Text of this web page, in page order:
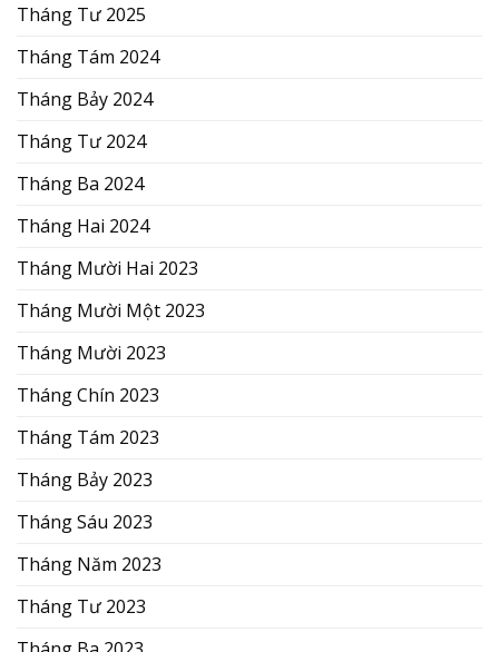
Tháng Tư 2025
Tháng Tám 2024
Tháng Bảy 2024
Tháng Tư 2024
Tháng Ba 2024
Tháng Hai 2024
Tháng Mười Hai 2023
Tháng Mười Một 2023
Tháng Mười 2023
Tháng Chín 2023
Tháng Tám 2023
Tháng Bảy 2023
Tháng Sáu 2023
Tháng Năm 2023
Tháng Tư 2023